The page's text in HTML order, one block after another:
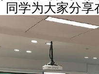
同学为大家分